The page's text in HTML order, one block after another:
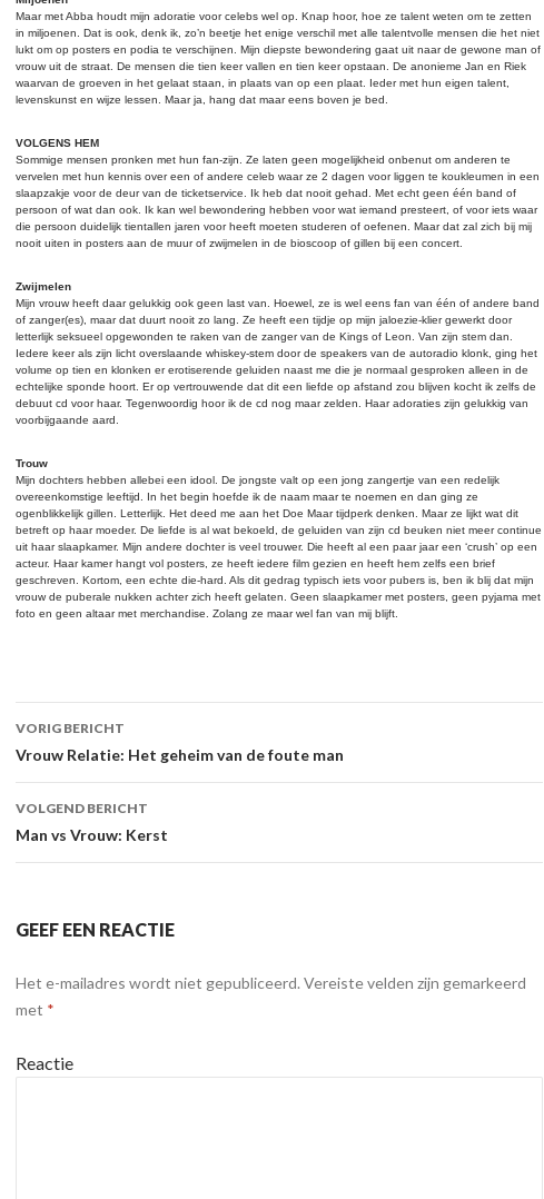
Maar met Abba houdt mijn adoratie voor celebs wel op. Knap hoor, hoe ze talent weten om te zetten
in miljoenen. Dat is ook, denk ik, zo’n beetje het enige verschil met alle talentvolle mensen die het niet
lukt om op posters en podia te verschijnen. Mijn diepste bewondering gaat uit naar de gewone man of
vrouw uit de straat. De mensen die tien keer vallen en tien keer opstaan. De anonieme Jan en Riek
waarvan de groeven in het gelaat staan, in plaats van op een plaat. Ieder met hun eigen talent,
levenskunst en wijze lessen. Maar ja, hang dat maar eens boven je bed.
VOLGENS HEM
Sommige mensen pronken met hun fan-zijn. Ze laten geen mogelijkheid onbenut om anderen te
vervelen met hun kennis over een of andere celeb waar ze 2 dagen voor liggen te koukleumen in een
slaapzakje voor de deur van de ticketservice. Ik heb dat nooit gehad. Met echt geen één band of
persoon of wat dan ook. Ik kan wel bewondering hebben voor wat iemand presteert, of voor iets waar
die persoon duidelijk tientallen jaren voor heeft moeten studeren of oefenen. Maar dat zal zich bij mij
nooit uiten in posters aan de muur of zwijmelen in de bioscoop of gillen bij een concert.
Zwijmelen
Mijn vrouw heeft daar gelukkig ook geen last van. Hoewel, ze is wel eens fan van één of andere band
of zanger(es), maar dat duurt nooit zo lang. Ze heeft een tijdje op mijn jaloezie-klier gewerkt door
letterlijk seksueel opgewonden te raken van de zanger van de Kings of Leon. Van zijn stem dan.
Iedere keer als zijn licht overslaande whiskey-stem door de speakers van de autoradio klonk, ging het
volume op tien en klonken er erotiserende geluiden naast me die je normaal gesproken alleen in de
echtelijke sponde hoort. Er op vertrouwende dat dit een liefde op afstand zou blijven kocht ik zelfs de
debuut cd voor haar. Tegenwoordig hoor ik de cd nog maar zelden. Haar adoraties zijn gelukkig van
voorbijgaande aard.
Trouw
Mijn dochters hebben allebei een idool. De jongste valt op een jong zangertje van een redelijk
overeenkomstige leeftijd. In het begin hoefde ik de naam maar te noemen en dan ging ze
ogenblikkelijk gillen. Letterlijk. Het deed me aan het Doe Maar tijdperk denken. Maar ze lijkt wat dit
betreft op haar moeder. De liefde is al wat bekoeld, de geluiden van zijn cd beuken niet meer continue
uit haar slaapkamer. Mijn andere dochter is veel trouwer. Die heeft al een paar jaar een ‘crush’ op een
acteur. Haar kamer hangt vol posters, ze heeft iedere film gezien en heeft hem zelfs een brief
geschreven. Kortom, een echte die-hard. Als dit gedrag typisch iets voor pubers is, ben ik blij dat mijn
vrouw de puberale nukken achter zich heeft gelaten. Geen slaapkamer met posters, geen pyjama met
foto en geen altaar met merchandise. Zolang ze maar wel fan van mij blijft.
Berichtnavigatie
VORIG BERICHT
Vrouw Relatie: Het geheim van de foute man
VOLGEND BERICHT
Man vs Vrouw: Kerst
GEEF EEN REACTIE
Het e-mailadres wordt niet gepubliceerd. Vereiste velden zijn gemarkeerd
met *
Reactie